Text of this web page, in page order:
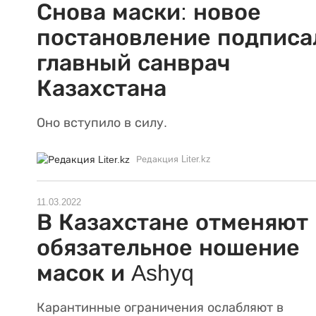
Снова маски: новое
постановление
главный санврач
Казахстана
Оно вступило в силу.
Редакция Liter.kz
11.03.2022
В Казахстане отменяют
обязательное ношение
масок и Ashyq
Карантинные ограничения ослабляют в